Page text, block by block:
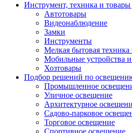
Инструмент, техника и товары
Автотовары
Видеонаблюдение
Замки
Инструменты
Мелкая бытовая
Мобильные устройства
Хозтовары
Подбор решений по
Промышленное
Уличное освещение
Архитектурное
Садово-парковое
Торговое освещение
Спортивное освещение